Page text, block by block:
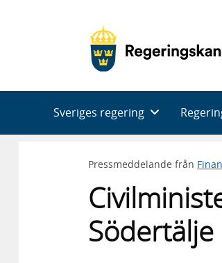
Sveriges regering
Pressmeddelande från
Södertälje